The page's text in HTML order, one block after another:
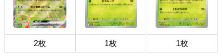
2枚 1枚 1枚